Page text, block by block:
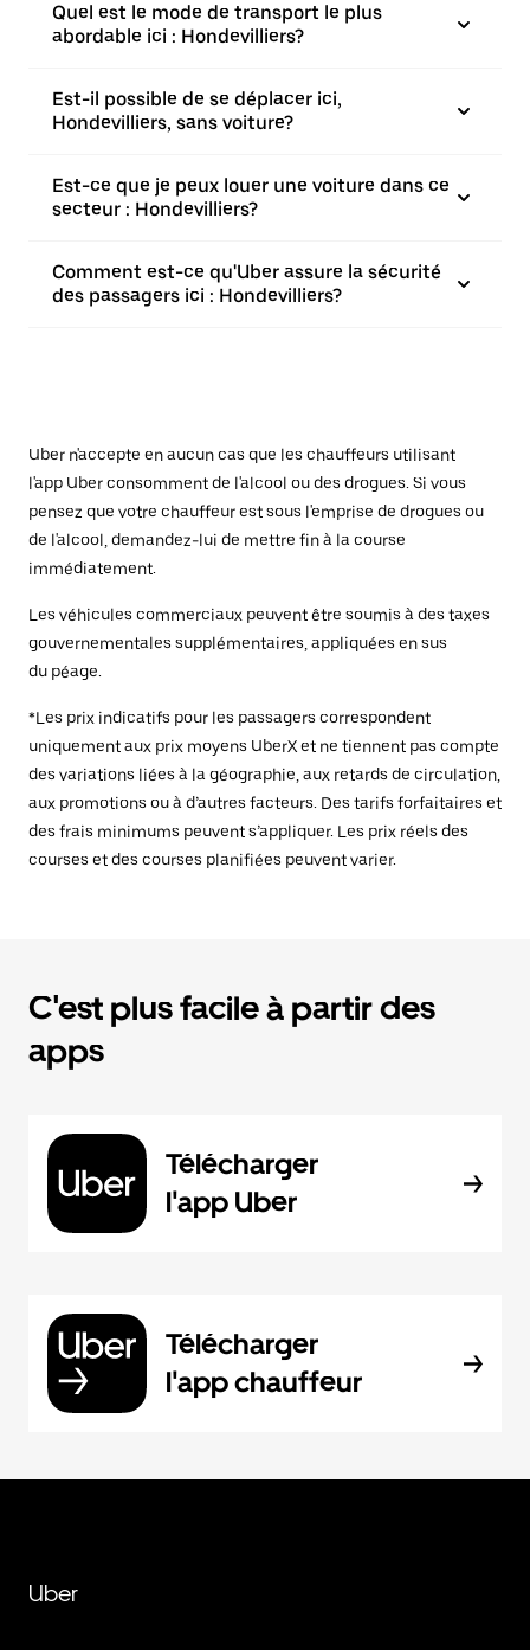
Quel est le mode de transport le plus
abordable ici : Hondevilliers?
Est-il possible de se déplacer ici,
Hondevilliers, sans voiture?
Est-ce que je peux louer une voiture dans ce
secteur : Hondevilliers?
Comment est-ce qu'Uber assure la sécurité
des passagers ici : Hondevilliers?
Uber n'accepte en aucun cas que les chauffeurs utilisant
l'app Uber consomment de l'alcool ou des drogues. Si vous
pensez que votre chauffeur est sous l'emprise de drogues ou
de l'alcool, demandez-lui de mettre fin à la course
immédiatement.
Les véhicules commerciaux peuvent être soumis à des taxes
gouvernementales supplémentaires, appliquées en sus
du péage.
*Les prix indicatifs pour les passagers correspondent
uniquement aux prix moyens UberX et ne tiennent pas compte
des variations liées à la géographie, aux retards de circulation,
aux promotions ou à d’autres facteurs. Des tarifs forfaitaires et
des frais minimums peuvent s’appliquer. Les prix réels des
courses et des courses planifiées peuvent varier.
C'est plus facile à partir des
apps
Télécharger
l'app Uber
Télécharger
l'app chauffeur
Uber